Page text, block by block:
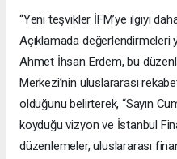
“Yeni teşvikler İFM’ye ilgiyi
Açıklamada değerlendirmeleri
Ahmet İhsan Erdem, bu
Merkezi’nin uluslararası
olduğunu belirterek, “Sayın
koyduğu vizyon ve İstanbul
düzenlemeler, uluslararası